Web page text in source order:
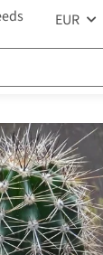
EUR